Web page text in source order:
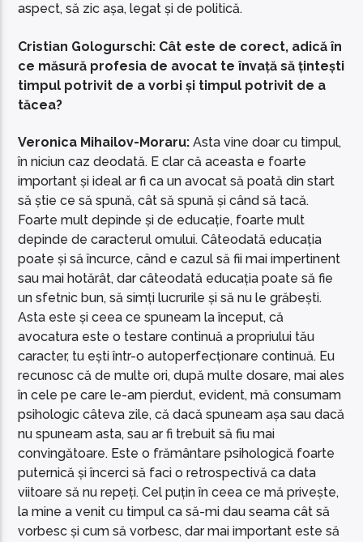
aspect, să zic așa, legat și de politică.
Cristian Gologurschi: Cât este de corect, adică în
ce măsură profesia de avocat te învață să țintești
timpul potrivit de a vorbi și timpul potrivit de a
tăcea?
Veronica Mihailov-Moraru:Asta vine doar cu timpul,
în niciun caz deodată. E clar că aceasta e foarte
important și ideal ar fi ca un avocat să poată din start
să știe ce să spună, cât să spună și când să tacă.
Foarte mult depinde și de educație, foarte mult
depinde de caracterul omului. Câteodată educația
poate și să încurce, când e cazul să fii mai impertinent
sau mai hotărât, dar câteodată educația poate să fie
un sfetnic bun, să simți lucrurile și să nu le grăbești.
Asta este și ceea ce spuneam la început, că
avocatura este o testare continuă a propriului tău
caracter, tu ești într-o autoperfecționare continuă. Eu
recunosc că de multe ori, după multe dosare, mai ales
în cele pe care le-am pierdut, evident, mă consumam
psihologic câteva zile, că dacă spuneam așa sau dacă
nu spuneam asta, sau ar fi trebuit să fiu mai
convingătoare. Este o frământare psihologică foarte
puternică și încerci să faci o retrospectivă ca data
viitoare să nu repeți. Cel puțin în ceea ce mă privește,
la mine a venit cu timpul ca să-mi dau seama cât să
vorbesc și cum să vorbesc, dar mai important este să